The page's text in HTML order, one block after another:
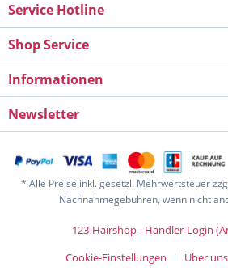
Service Hotline
Shop Service
Informationen
Newsletter
* Alle Preise inkl. gesetzl. Mehrwertsteuer
Nachnahmegebühren, wenn nicht
123-Hairshop - Händler-Login
Cookie-Einstellungen
Über uns